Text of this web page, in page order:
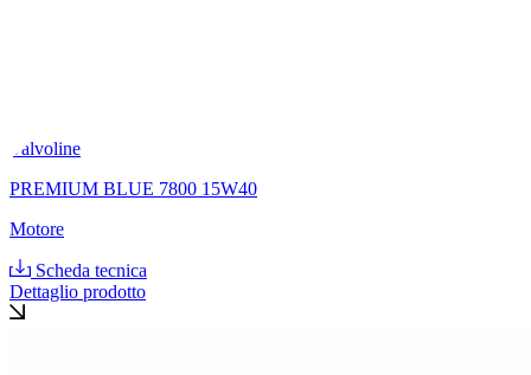
Valvoline
PREMIUM BLUE 7800 15W40
Motore
Scheda tecnica
Dettaglio prodotto